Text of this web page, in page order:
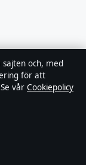
och, med
för att
vår Cookiepolicy